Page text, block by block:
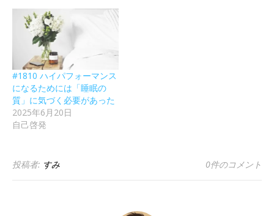
#1810 ハイパフォーマンス
になるためには「睡眠の
質」に気づく必要があった
2025年6月20日
自己啓発
投稿者: すみ 0件のコメント